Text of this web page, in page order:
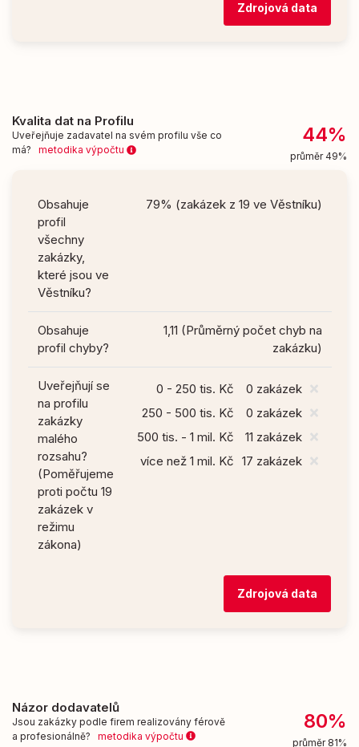
Zdrojová data
Kvalita dat na Profilu
Uveřejňuje zadavatel na svém profilu vše co
má? metodika výpočtu
44%
průměr 49%
Obsahuje
profil
všechny
zakázky,
které jsou ve
Věstníku?
79% (zakázek z 19 ve Věstníku)
Obsahuje
profil chyby?
1,11 (Průměrný počet chyb na
zakázku)
Uveřejňují se
na profilu
zakázky
malého
rozsahu?
(Poměřujeme
proti počtu 19
zakázek v
režimu
zákona)
0 - 250 tis. Kč
0 zakázek
250 - 500 tis. Kč
0 zakázek
500 tis. - 1 mil. Kč
11 zakázek
více než 1 mil. Kč 17 zakázek
Zdrojová data
Názor dodavatelů
Jsou zakázky podle firem realizovány férově
a profesionálně? metodika výpočtu
80%
průměr 81%